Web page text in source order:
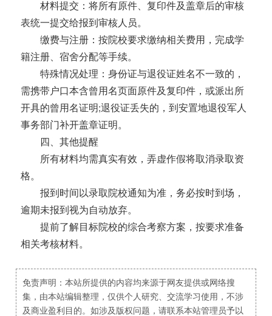
材料提交：将所有原件、复印件及盖章后的审核
表统一提交给报到审核人员。
缴费与注册：按院校要求缴纳相关费用，完成学
籍注册、宿舍分配等手续。
特殊情况处理：身份证与退役证姓名不一致的，
需携带户口本含曾用名页面原件及复印件，或派出所
开具的曾用名证明;退役证丢失的，到安置地退役军人
事务部门补开盖章证明。
四、其他提醒
所有材料均需真实有效，弄虚作假将取消录取资
格。
报到时间以录取院校通知为准，务必按时到场，
逾期未报到视为自动放弃。
提前了解目标院校的综合考察方案，按要求准备
相关考核材料。
免责声明：本站所提供的内容均来源于网友提供或网络搜
集，由本站编辑整理，仅供个人研究、交流学习使用，不涉
及商业盈利目的。如涉及版权问题，请联系本站管理员予以